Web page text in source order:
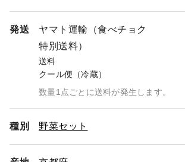
発送
ヤマト運輸（食べチョク
特別送料）
送料
クール便（冷蔵）
数量1点ごとに送料が発生します。
種別 野菜セット